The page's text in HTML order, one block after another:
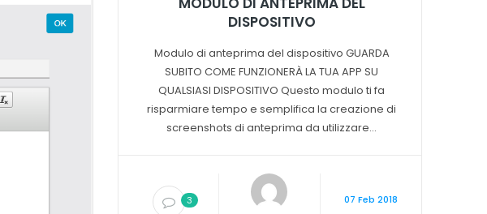
DISPOSITIVO
Modulo di anteprima del dispositivo GUARDA
SUBITO COME FUNZIONERÀ LA TUA APP SU
QUALSIASI DISPOSITIVO Questo modulo ti fa
risparmiare tempo e semplifica la creazione di
screenshots di anteprima da utilizzare...
3 07 Feb 2018